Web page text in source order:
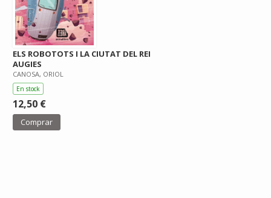
ELS ROBOTOTS I LA CIUTAT DEL REI
AUGIES
CANOSA, ORIOL
En stock
12,50 €
Comprar